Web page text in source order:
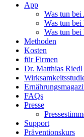
App
Was tun bei
Was tun
Was tun bei
Methoden
Kosten
für Firmen
Dr. Matthias Riedl
FAQs
Presse
Support
Präventionskurs